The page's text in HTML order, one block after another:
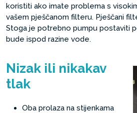
koristiti ako imate problema s
vašem pješčanom filteru. Pješčani
Stoga je potrebno pumpu postaviti
bude ispod razine vode.
Nizak ili nikakav
tlak
Oba prolaza na stijenkama